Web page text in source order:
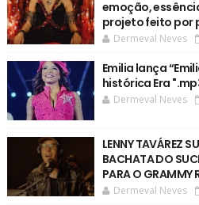
emoção,
projeto feito por
Dermeval Neves
Emilia lança
histórica Era
Dermeval Neves
LENNY TAVÁREZ
BACHATA DO
PARA O GRAMMY
Dermeval Neves